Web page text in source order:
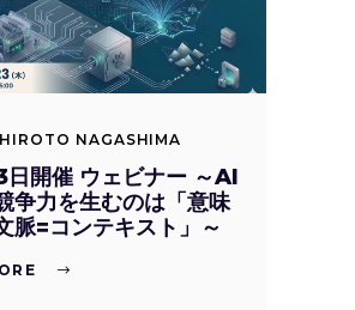
HIROTO NAGASHIMA
開催 ウェビナー ～AI
争力を生むのは「意味
脈=コンテキスト」～